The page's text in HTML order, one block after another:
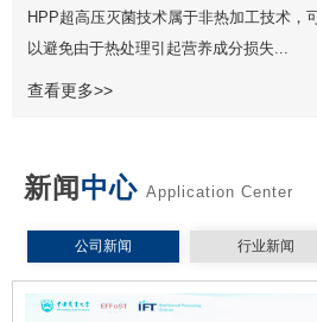
HPP超高压灭菌技术属于非热加工技术，
以避免由于热处理引起营养成分损失...
查看更多>>
新闻中心 Application Center
公司新闻 行业新闻